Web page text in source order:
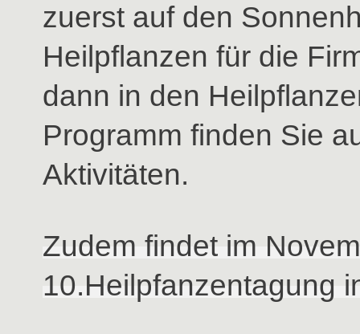
zuerst auf den
Heilpflanzen für die
dann in den
Programm finden Sie
Aktivitäten.
Zudem findet im
10.Heilpfanzentagung